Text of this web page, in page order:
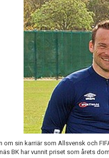
sin karriär som Allsvensk och
BK har vunnit priset som årets